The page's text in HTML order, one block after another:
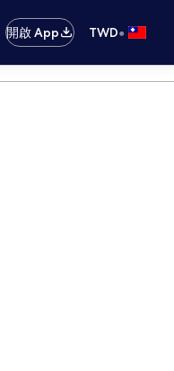
開啟 App TWD•